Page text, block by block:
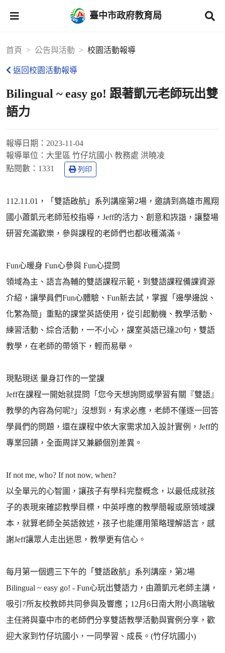
臺中市政府教育局
首頁 公告與活動 校園活動報導
返回校園活動報導
Bilingual ~ easy go! 跟著凱元老師玩出雙
語力
報導日期： 2023-11-04
報導單位： 大里區 竹仔坑國小 教務處 洪曉凌
點閱數： 1331 列印
112.11.01，「雙語啟航」系列講座第2場，邀請到高雄市鳳翔
國小蕭凱元老師蒞校指導，Jeff的活力、創意和詼諧，讓整場
研習充滿歡樂，參與課程的老師們也都收穫滿滿。
Fun心暖身 Fun心參與 Fun心提問
領域為主、語言為輔的雙語課程示範，到雙語課程備課資源
介紹，讓學員們Fun心體驗、Fun新去試，掌握「邊學邊說、
化繁為簡」重點的課堂英語使用，從引起動機、教學活動、
練習活動、綜合活動，一不小心，課室英語已達20句，雙語
教學，在老師的帶領下，輕而易舉。
現點現送 量身訂作的一堂課
Jeff在課程一開始就提問「您今天想詢問或學習有關『雙語』
教學的內容為何呢?」沒想到，有求必應，老師不僅逐一回答
學員們的問題，還在課程中依大家需求加入設計實例，Jeff的
專業回饋，全面周詳又兼顧個別差異。
If not me, who? If not now, when?
以全單元的心智圖，讓孩子有學科完整概念，以最低成就孩
子的表現來確認教學目標，中英呼應的教學簡報或原領域課
本，就算老師全英語敘述，孩子也能運用策略理解語言，感
謝Jeff讓眾人走出迷思，教學更有信心。
每月第一個週三下午的「雙語啟航」系列講座，第2場
Bilingual ~ easy go! - Fun心玩出雙語力，由蕭凱元老師主講，
吸引7所友校教師共同參與及響應；12月6日南大附小高瑞敏
主任將與臺中市的老師們分享雙語教學活動與實例分享，歡
迎大家到竹仔坑國小，一同學習、成長。(竹仔坑國小)